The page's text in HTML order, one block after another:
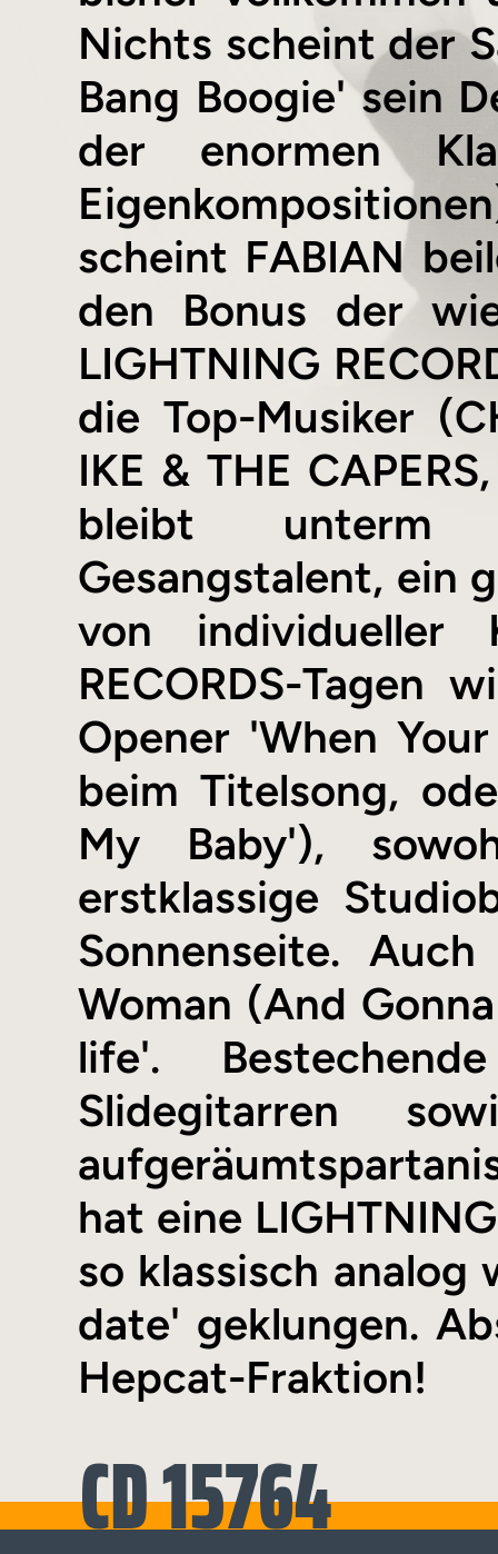
Nichts scheint der
Bang Boogie' sein
der enormen
scheint FABIAN
den Bonus der
LIGHTNING
die Top-Musiker
IKE & THE
bleibt unterm
Gesangstalent, ein
von
RECORDS-Tagen
Opener 'When
beim Titelsong,
My Baby'),
erstklassige
Sonnenseite.
Woman (And
life'.
Slidegitarren
hat eine
so klassisch
date' geklungen.
Hepcat-Fraktion!
CD 15764